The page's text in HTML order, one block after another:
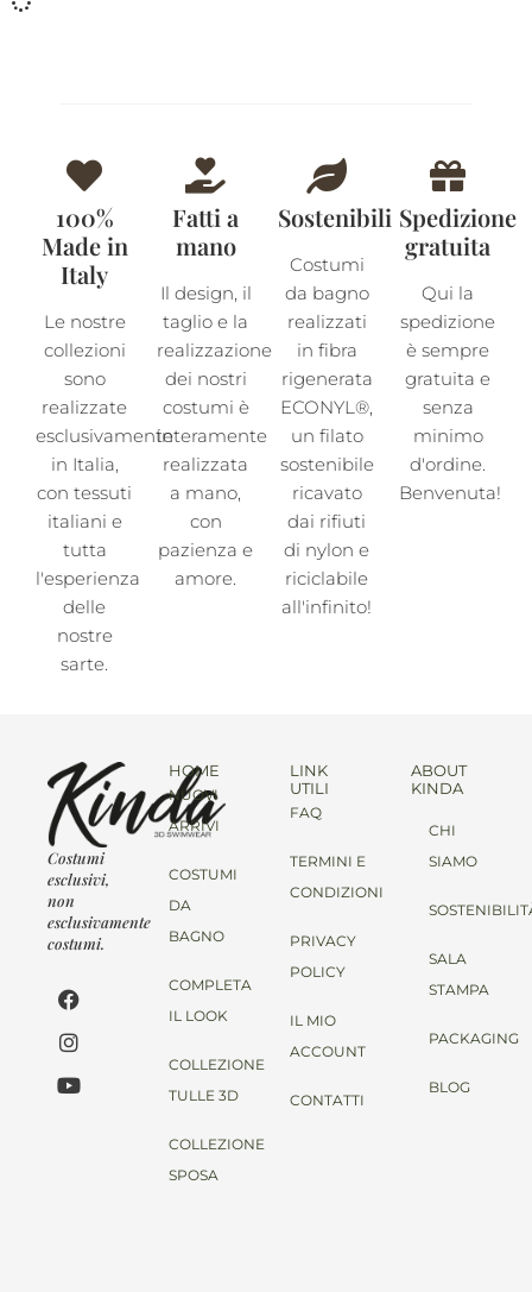
100%
Made in
Italy
Le nostre
collezioni
sono
realizzate
esclusivamente
in Italia,
con tessuti
italiani e
tutta
l'esperienza
delle
nostre
sarte.
Fatti a
mano
Il design, il
taglio e la
realizzazione
dei nostri
costumi è
interamente
realizzata
a mano,
con
pazienza e
amore.
Sostenibili
Costumi
da bagno
realizzati
in fibra
rigenerata
ECONYL®,
un filato
sostenibile
ricavato
dai rifiuti
di nylon e
riciclabile
all'infinito!
Spedizione
gratuita
Qui la
spedizione
è sempre
gratuita e
senza
minimo
d'ordine.
Benvenuta!
Costumi
esclusivi,
non
esclusivamente
costumi.
HOME
NUOVI
ARRIVI
COSTUMI
DA
BAGNO
COMPLETA
IL LOOK
COLLEZIONE
TULLE 3D
COLLEZIONE
SPOSA
LINK
UTILI
FAQ
TERMINI E
CONDIZIONI
PRIVACY
POLICY
IL MIO
ACCOUNT
CONTATTI
ABOUT
KINDA
CHI
SIAMO
SALA
STAMPA
PACKAGING
BLOG